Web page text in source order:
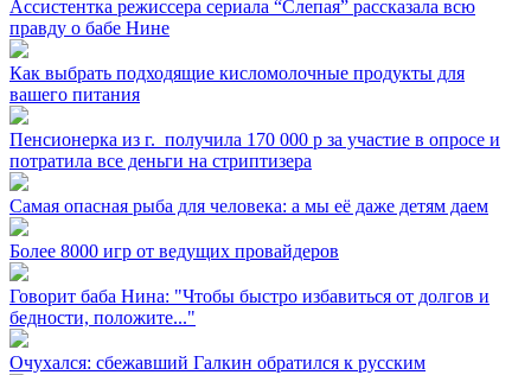
Ассистентка режиссера сериала “Слепая” рассказала всю
правду о бабе Нине
Как выбрать подходящие кисломолочные продукты для
вашего питания
Пенсионерка из г. ⁣ получила 170 000 р за участие в опросе и
потратила все деньги на стриптизера
Самая опасная рыба для человека: а мы её даже детям даем
Более 8000 игр от ведущих провайдеров
Говорит баба Нина: "Чтобы быстро избавиться от долгов и
бедности, положите..."
Очухался: сбежавший Галкин обратился к русским